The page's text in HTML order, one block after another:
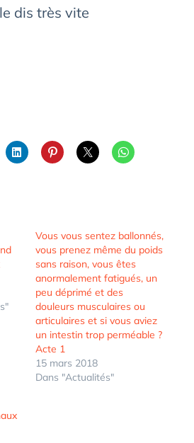
dis très vite
Vous vous sentez ballonnés,
vous prenez même du poids
sans raison, vous êtes
anormalement fatigués, un
peu déprimé et des
douleurs musculaires ou
articulaires et si vous aviez
un intestin trop perméable ?
Acte 1
15 mars 2018
Dans "Actualités"